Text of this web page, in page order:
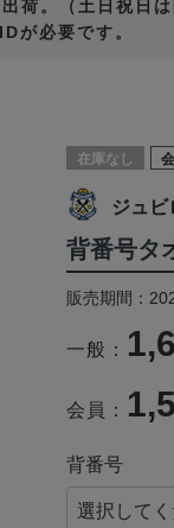
荷。（土日祝日は
が必要です。
在庫なし
ジュビ
背番号タ
販売期間：
一般：
会員：
背番号